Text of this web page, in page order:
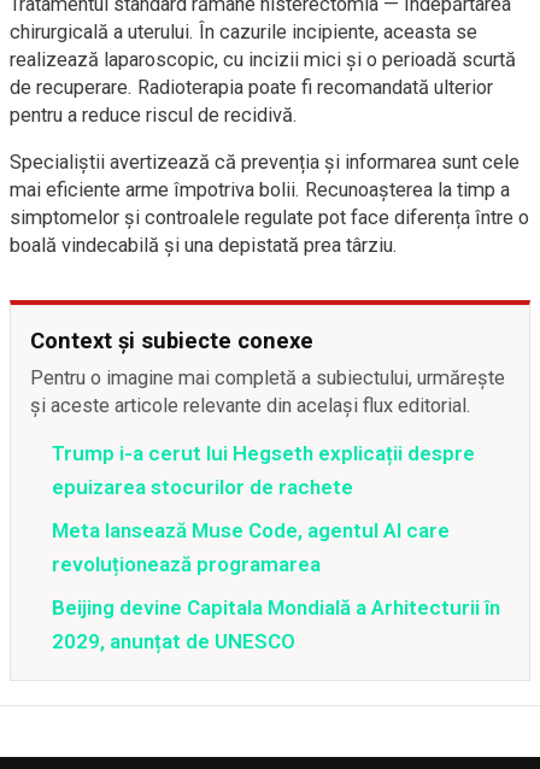
Tratamentul standard rămâne histerectomia — îndepărtarea
chirurgicală a uterului. În cazurile incipiente, aceasta se
realizează laparoscopic, cu incizii mici și o perioadă scurtă
de recuperare. Radioterapia poate fi recomandată ulterior
pentru a reduce riscul de recidivă.
Specialiștii avertizează că prevenția și informarea sunt cele
mai eficiente arme împotriva bolii. Recunoașterea la timp a
simptomelor și controalele regulate pot face diferența între o
boală vindecabilă și una depistată prea târziu.
Context și subiecte conexe
Pentru o imagine mai completă a subiectului, urmărește
și aceste articole relevante din același flux editorial.
Trump i-a cerut lui Hegseth explicații despre
epuizarea stocurilor de rachete
Meta lansează Muse Code, agentul AI care
revoluționează programarea
Beijing devine Capitala Mondială a Arhitecturii în
2029, anunțat de UNESCO